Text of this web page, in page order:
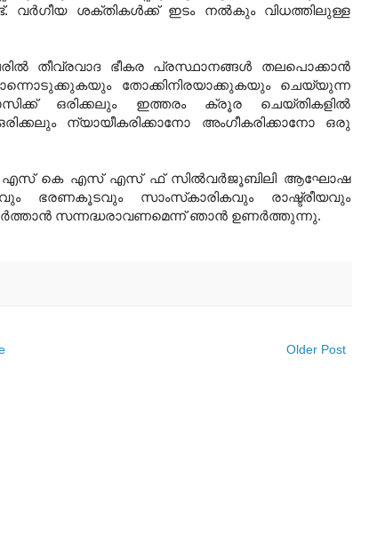
വര്‍ഗീയ ശക്തികള്‍ക്ക് ഇടം നല്‍കും വിധത്തിലുള്ള
തീവ്രവാദ ഭീകര പ്രസ്ഥാനങ്ങള്‍ തലപൊക്കാന്‍
തോക്കിനിരയാക്കുകയും ചെയ്യുന്ന
ഒരിക്കലും ഇത്തരം ക്രൂര ചെയ്തികളില്‍
ന്യായീകരിക്കാനോ അംഗീകരിക്കാനോ ഒരു
എസ് കെ എസ് എസ് ഫ് സില്‍വര്‍ജൂബിലി ആഘോഷ
ഭരണകൂടവും സാംസ്‌കാരികവും രാഷ്ട്രീയവും
സന്നദ്ധരാവണമെന്ന് ഞാന്‍ ഉണര്‍ത്തുന്നു.
Older Post